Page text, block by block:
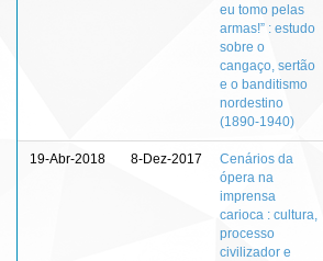
eu tomo pelas
armas!” : estudo
sobre o
cangaço, sertão
e o banditismo
nordestino
(1890-1940)
19-Abr-2018 8-Dez-2017
Cenários da
ópera na
imprensa
carioca : cultura,
processo
civilizador e